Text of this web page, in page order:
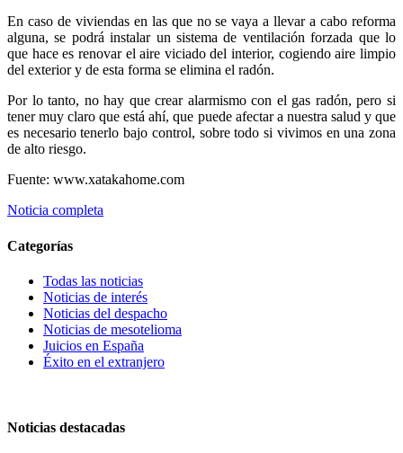
En caso de viviendas en las que no se vaya a llevar a cabo reforma
alguna, se podrá instalar un sistema de ventilación forzada que lo
que hace es renovar el aire viciado del interior, cogiendo aire limpio
del exterior y de esta forma se elimina el radón.
Por lo tanto, no hay que crear alarmismo con el gas radón, pero si
tener muy claro que está ahí, que puede afectar a nuestra salud y que
es necesario tenerlo bajo control, sobre todo si vivimos en una zona
de alto riesgo.
Fuente: www.xatakahome.com
Noticia completa
Categorías
Todas las noticias
Noticias de interés
Noticias del despacho
Noticias de mesotelioma
Juicios en España
Éxito en el extranjero
Noticias destacadas